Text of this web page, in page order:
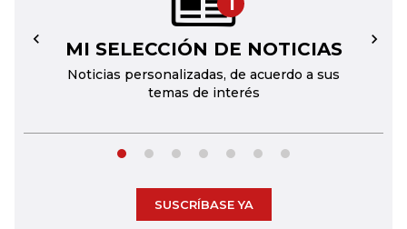
MI SELECCIÓN DE NOTICIAS
Noticias personalizadas, de acuerdo a sus
temas de interés
← →
SUSCRÍBASE YA